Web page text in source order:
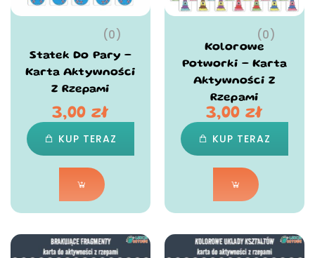
(0)
Statek Do Pary –
Karta Aktywności
Z Rzepami
3,00zł
KUP TERAZ
(0)
Kolorowe
Potworki – Karta
Aktywności Z
Rzepami
3,00zł
KUP TERAZ